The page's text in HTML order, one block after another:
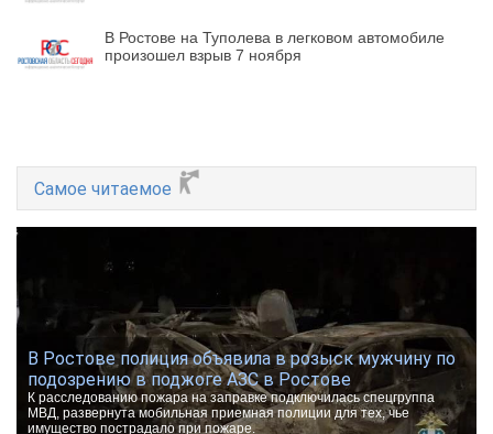
В Ростове на Туполева в легковом автомобиле
произошел взрыв 7 ноября
Самое читаемое
В Ростове полиция объявила в розыск мужчину по
подозрению в поджоге АЗС в Ростове
К расследованию пожара на заправке подключилась спецгруппа
МВД, развернута мобильная приемная полиции для тех, чье
имущество пострадало при пожаре.